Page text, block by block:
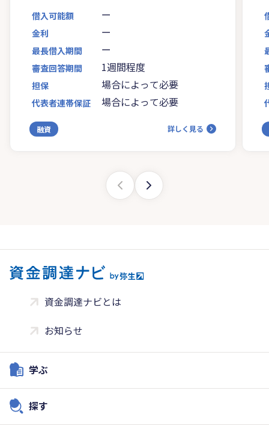
借入可能額 ー
金利 ー
最長借入期間 ー
審査回答期間 1週間程度
担保 場合によって必要
代表者連帯保証 場合によって必要
融資 詳しく見る
資金調達ナビとは
お知らせ
学ぶ
探す